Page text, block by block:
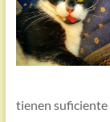
tienen suficiente